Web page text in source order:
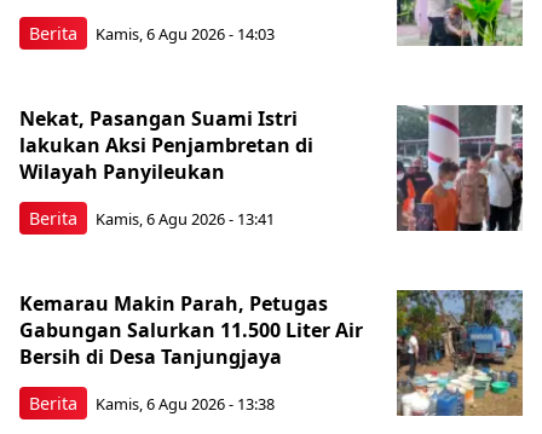
Berita Kamis, 6 Agu 2026 - 14:03
Berita
Nekat, Pasangan Suami Istri
lakukan Aksi Penjambretan di
Wilayah Panyileukan
Kamis, 6 Agu 2026 - 13:41
Berita
Kemarau Makin Parah, Petugas
Gabungan Salurkan 11.500 Liter Air
Bersih di Desa Tanjungjaya
Kamis, 6 Agu 2026 - 13:38